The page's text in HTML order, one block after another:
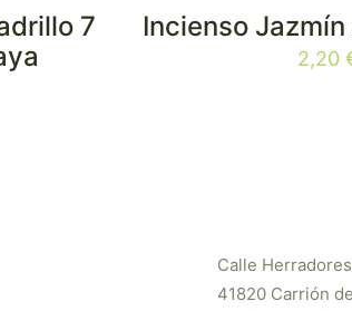
7
Incienso
2,20
Calle
41820 Carrión